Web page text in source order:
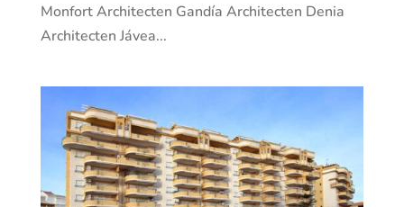
Monfort Architecten Gandía Architecten Denia
Architecten Jávea...